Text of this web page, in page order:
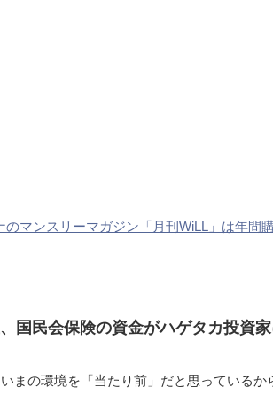
のマンスリーマガジン「月刊WiLL」は年間
国民会保険の資金がハゲタカ投資
まの環境を「当たり前」だと思っているか